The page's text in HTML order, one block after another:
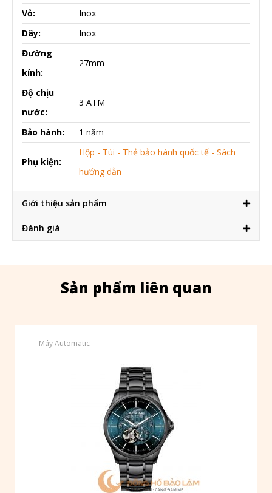
Vỏ:
Inox
Dây:
Inox
Đường
kính:
27mm
Độ chịu
nước:
3 ATM
Bảo hành: 1 năm
Phụ kiện:
Hộp - Túi - Thẻ bảo hành quốc tế - Sách
hướng dẫn
Giới thiệu sản phẩm
Đánh giá
Sản phẩm liên quan
- Máy Automatic -